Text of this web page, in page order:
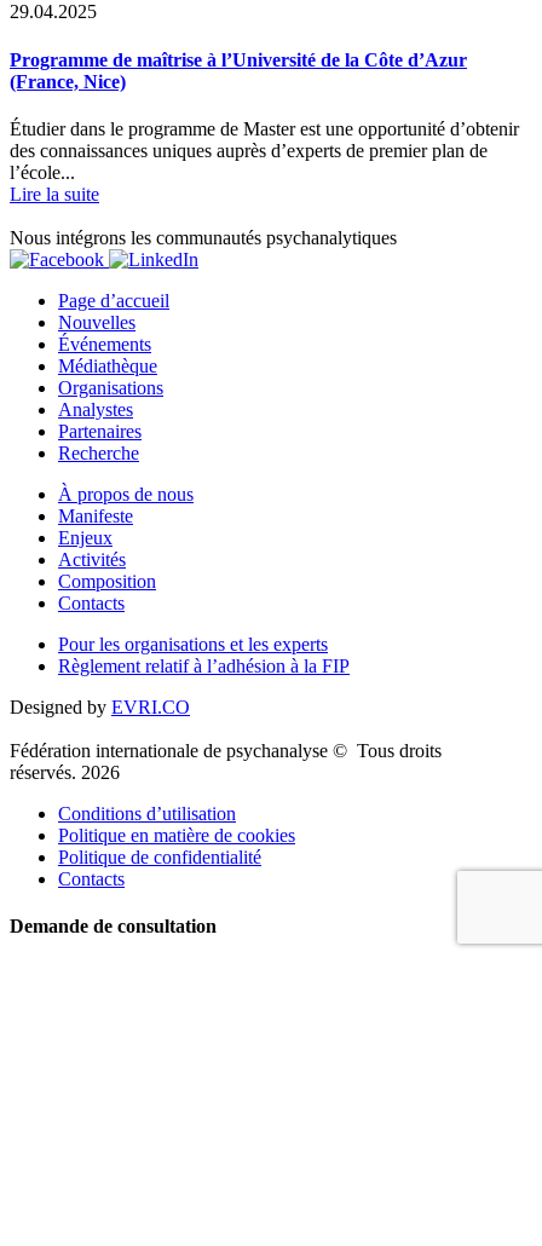
29.04.2025
Programme de maîtrise à l’Université de la Côte d’Azur
(France, Nice)
Étudier dans le programme de Master est une opportunité d’obtenir
des connaissances uniques auprès d’experts de premier plan de
l’école...
Lire la suite
Nous intégrons les communautés psychanalytiques
Page d’accueil
Nouvelles
Événements
Médiathèque
Organisations
Analystes
Partenaires
Recherche
À propos de nous
Manifeste
Enjeux
Activités
Composition
Contacts
Pour les organisations et les experts
Règlement relatif à l’adhésion à la FIP
Designed by EVRI.CO
Fédération internationale de psychanalyse © Tous droits
réservés. 2026
Conditions d’utilisation
Politique en matière de cookies
Politique de confidentialité
Contacts
Demande de consultation